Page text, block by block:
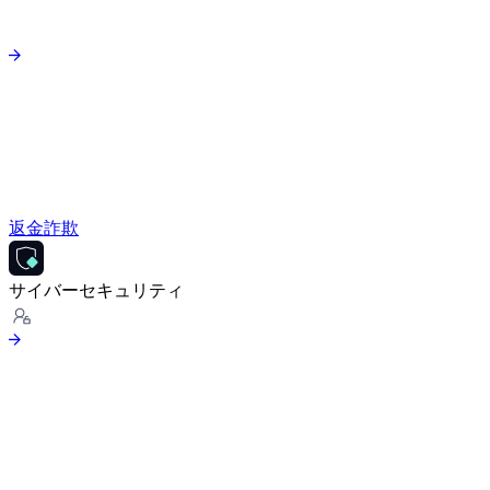
返金詐欺
サイバーセキュリティ